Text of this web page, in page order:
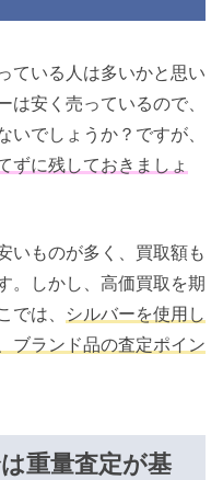
ている人は多いかと思い
は安く売っているので、
いでしょうか？ですが、
ずに残しておきましょ
いものが多く、買取額も
。しかし、高価買取を期
では、
シルバーを使用し
ブランド品の査定ポイン
重量査定が基